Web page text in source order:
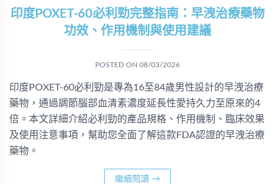
印度POXET-60必利勁完整指南：早洩治療藥物
功效、作用機制與使用建議
POSTED ON 08/03/2026
印度POXET-60必利勁是專為16至84歲男性設計的早洩治療
藥物，通過調節腦部血清素濃度延長性愛持久力至原來的4
倍。本文詳細介紹必利勁的產品規格、作用機制、臨床效果
及使用注意事項，幫助您全面了解這款FDA認證的早洩治療
藥物。
繼續閱讀 →